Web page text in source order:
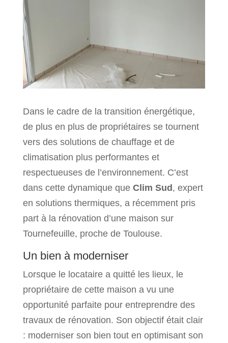
Dans le cadre de la transition énergétique,
de plus en plus de propriétaires se tournent
vers des solutions de chauffage et de
climatisation plus performantes et
respectueuses de l’environnement. C’est
dans cette dynamique que Clim Sud, expert
en solutions thermiques, a récemment pris
part à la rénovation d’une maison sur
Tournefeuille, proche de Toulouse.
Un bien à moderniser
Lorsque le locataire a quitté les lieux, le
propriétaire de cette maison a vu une
opportunité parfaite pour entreprendre des
travaux de rénovation. Son objectif était clair
: moderniser son bien tout en optimisant son